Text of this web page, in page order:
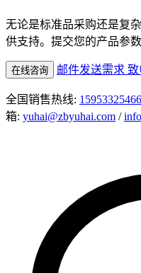
无论是标准品采购还是复
供支持。提交您的产品参
在线咨询 邮件发送需求
全国销售热线: 15953325466
箱: yuhai@zbyuhai.com /